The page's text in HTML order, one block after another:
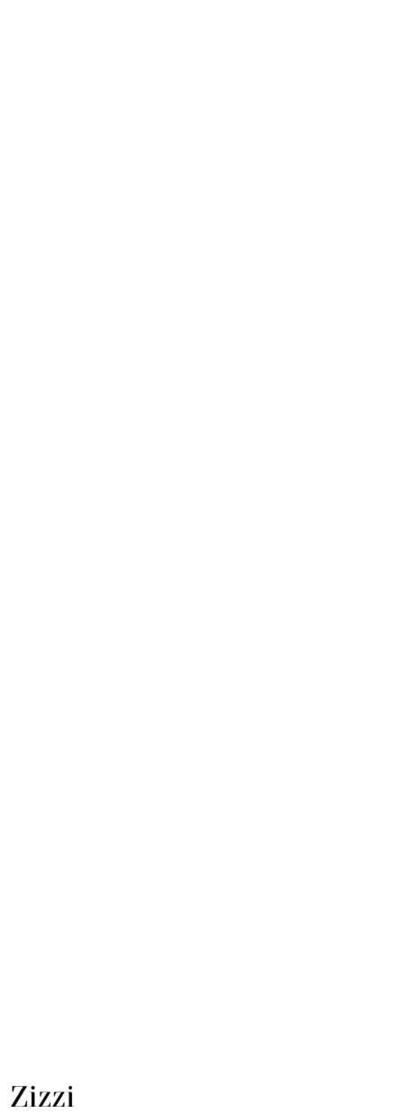
NAZWA
PRODUCENTA: